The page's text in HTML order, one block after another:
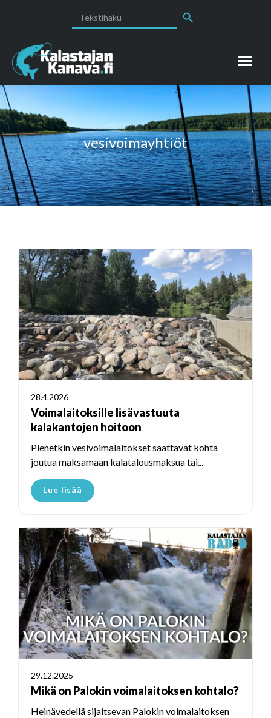
for:
vesivoimayhtiöt
28.4.2026
Voimalaitoksille lisävastuuta
kalakantojen hoitoon
Pienetkin vesivoimalaitokset saattavat kohta
joutua maksamaan kalatalousmaksua tai...
Lue lisää
29.12.2025
Mikä on Palokin voimalaitoksen kohtalo?
Heinävedellä sijaitsevan Palokin voimalaitoksen